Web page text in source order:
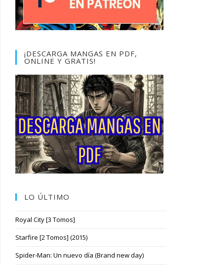
¡DESCARGA MANGAS EN PDF,
ONLINE Y GRATIS!
LO ÚLTIMO
Royal City [3 Tomos]
Starfire [2 Tomos] (2015)
Spider-Man: Un nuevo día (Brand new day)